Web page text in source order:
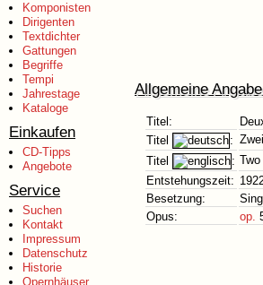
Komponisten
Dirigenten
Textdichter
Gattungen
Begriffe
Tempi
Jahrestage
Kataloge
Einkaufen
CD-Tipps
Angebote
Service
Suchen
Kontakt
Impressum
Datenschutz
Historie
Opernhäuser
Allgemeine
Titel:
Titel
:
Titel
:
Entstehungszeit:
Besetzung:
Opus:
op.